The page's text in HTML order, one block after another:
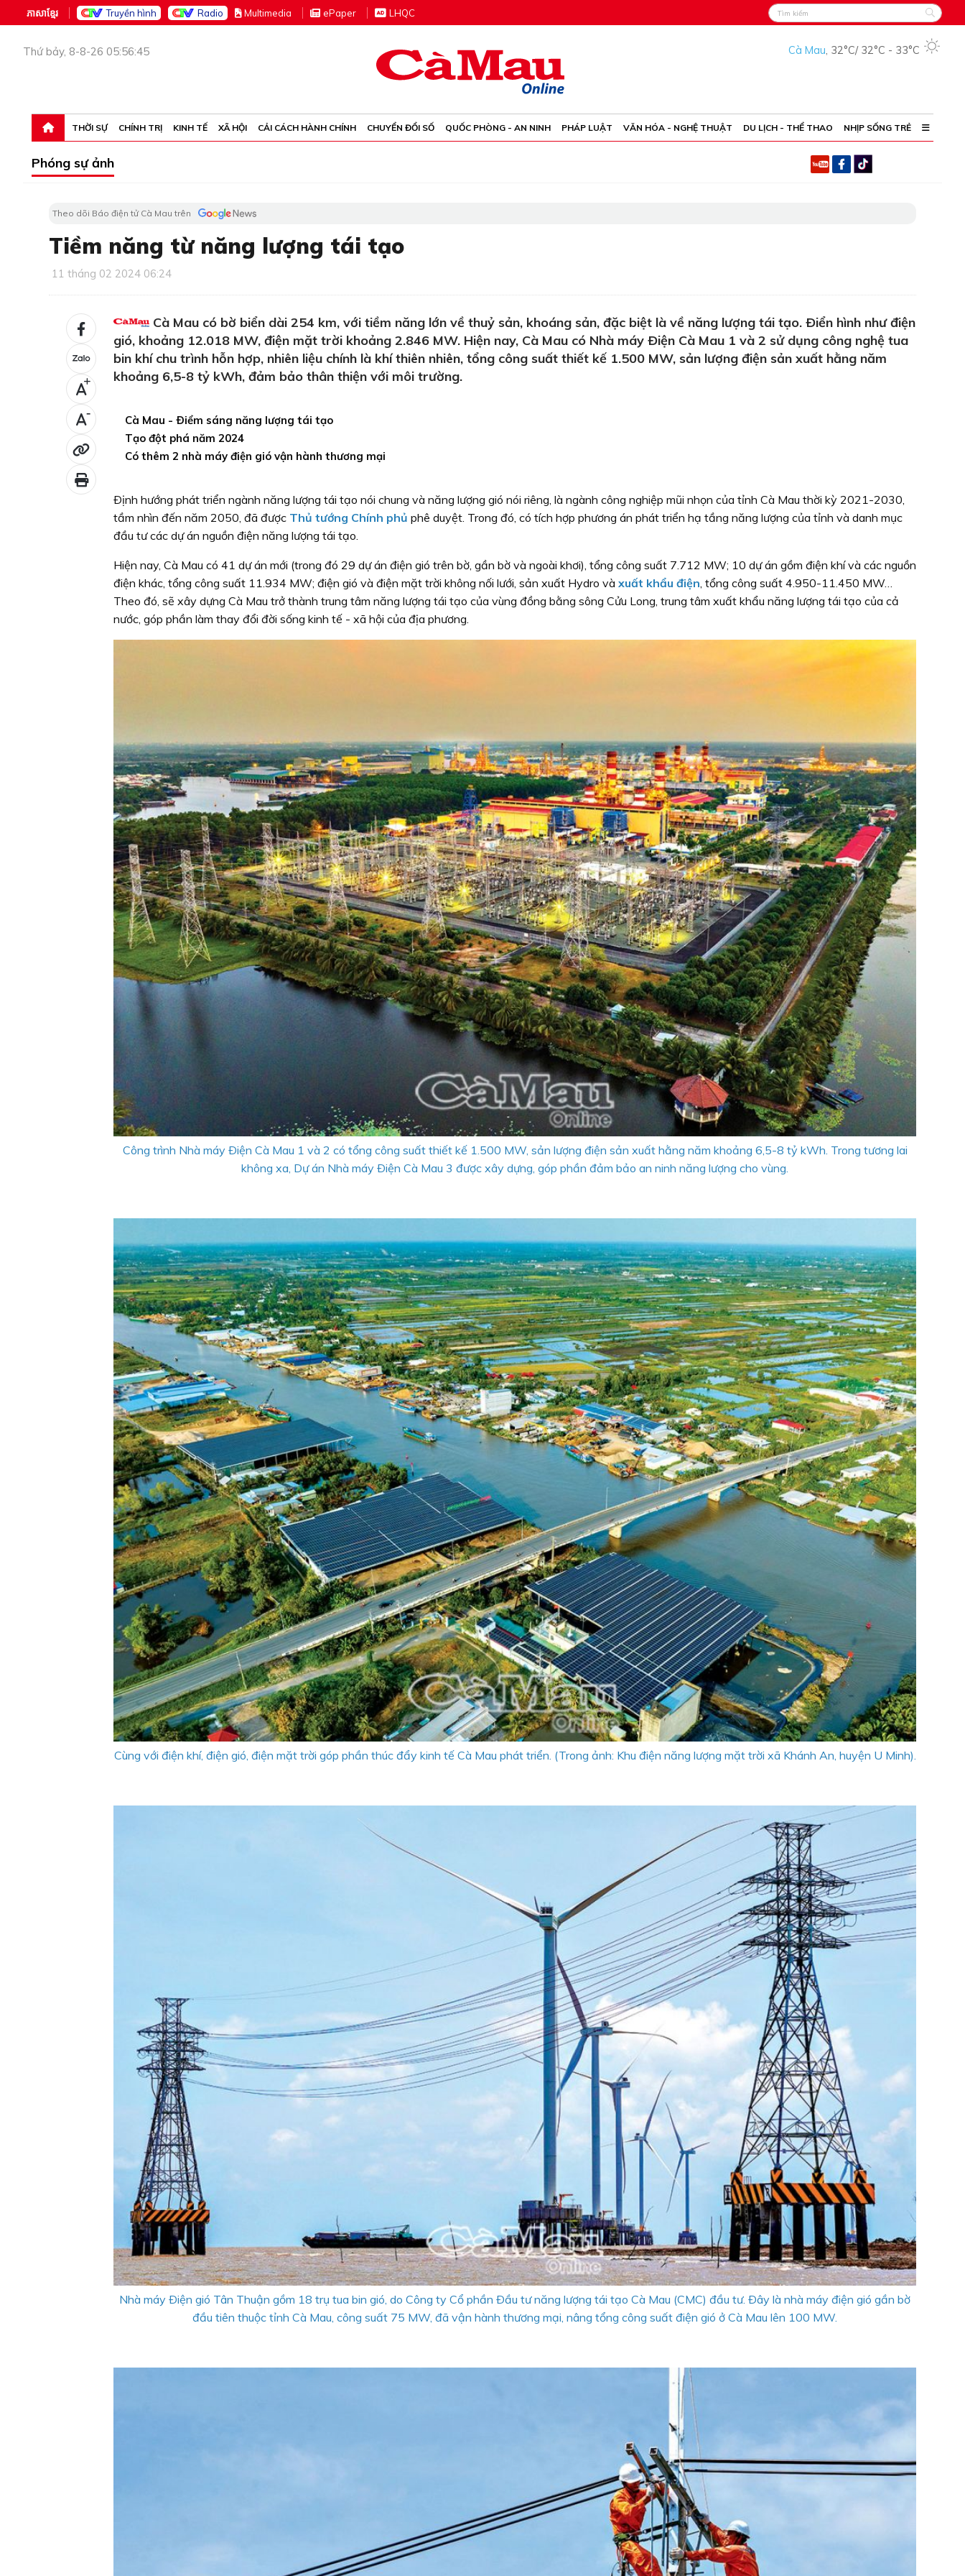
ភាសាខ្មែរ Truyền hình Radio Multimedia ePaper LHQC
Thứ bảy, 8-8-26 05:56:45 Cà Mau, 32°C/ 32°C - 33°C
THỜI SỰ CHÍNH TRỊ KINH TẾ XÃ HỘI CẢI CÁCH HÀNH CHÍNH CHUYỂN ĐỔI SỐ QUỐC PHÒNG - AN NINH PHÁP LUẬT VĂN HÓA - NGHỆ THUẬT DU LỊCH - THỂ THAO NHỊP SỐNG TRẺ
Phóng sự ảnh
Theo dõi Báo điện tử Cà Mau trên
Tiềm năng từ năng lượng tái tạo
11 tháng 02 2024 06:24
+
-
Cà Mau có bờ biển dài 254 km, với tiềm năng lớn về thuỷ sản, khoáng sản, đặc biệt là về năng lượng tái tạo. Ðiển hình như điện
gió, khoảng 12.018 MW, điện mặt trời khoảng 2.846 MW. Hiện nay, Cà Mau có Nhà máy Ðiện Cà Mau 1 và 2 sử dụng công nghệ tua
bin khí chu trình hỗn hợp, nhiên liệu chính là khí thiên nhiên, tổng công suất thiết kế 1.500 MW, sản lượng điện sản xuất hằng năm
khoảng 6,5-8 tỷ kWh, đảm bảo thân thiện với môi trường.
Cà Mau - Ðiểm sáng năng lượng tái tạo
Tạo đột phá năm 2024
Có thêm 2 nhà máy điện gió vận hành thương mại
Ðịnh hướng phát triển ngành năng lượng tái tạo nói chung và năng lượng gió nói riêng, là ngành công nghiệp mũi nhọn của tỉnh Cà Mau thời kỳ 2021-2030,
tầm nhìn đến năm 2050, đã được Thủ tướng Chính phủ phê duyệt. Trong đó, có tích hợp phương án phát triển hạ tầng năng lượng của tỉnh và danh mục
đầu tư các dự án nguồn điện năng lượng tái tạo.
Hiện nay, Cà Mau có 41 dự án mới (trong đó 29 dự án điện gió trên bờ, gần bờ và ngoài khơi), tổng công suất 7.712 MW; 10 dự án gồm điện khí và các nguồn
điện khác, tổng công suất 11.934 MW; điện gió và điện mặt trời không nối lưới, sản xuất Hydro và xuất khẩu điện, tổng công suất 4.950-11.450 MW…
Theo đó, sẽ xây dựng Cà Mau trở thành trung tâm năng lượng tái tạo của vùng đồng bằng sông Cửu Long, trung tâm xuất khẩu năng lượng tái tạo của cả
nước, góp phần làm thay đổi đời sống kinh tế - xã hội của địa phương.
Công trình Nhà máy Ðiện Cà Mau 1 và 2 có tổng công suất thiết kế 1.500 MW, sản lượng điện sản xuất hằng năm khoảng 6,5-8 tỷ kWh. Trong tương lai
không xa, Dự án Nhà máy Ðiện Cà Mau 3 được xây dựng, góp phần đảm bảo an ninh năng lượng cho vùng.
Cùng với điện khí, điện gió, điện mặt trời góp phần thúc đẩy kinh tế Cà Mau phát triển. (Trong ảnh: Khu điện năng lượng mặt trời xã Khánh An, huyện U Minh).
Nhà máy Ðiện gió Tân Thuận gồm 18 trụ tua bin gió, do Công ty Cổ phần Ðầu tư năng lượng tái tạo Cà Mau (CMC) đầu tư. Ðây là nhà máy điện gió gần bờ
đầu tiên thuộc tỉnh Cà Mau, công suất 75 MW, đã vận hành thương mại, nâng tổng công suất điện gió ở Cà Mau lên 100 MW.